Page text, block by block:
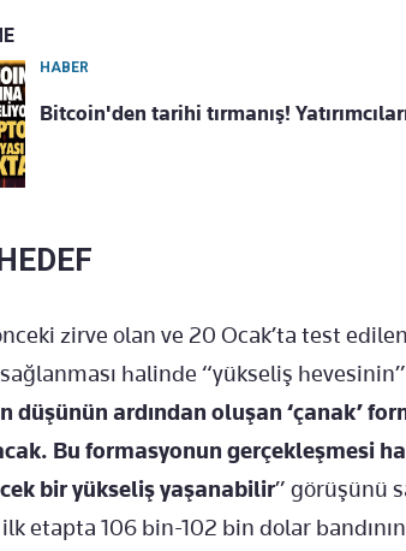
HABER
Bitcoin'den tarihi tırmanış!
zirve olan ve 20 Ocak’ta test
sağlanması halinde “yükseliş
düşünün ardından oluşan ‘çanak’
Bu formasyonun gerçekleşmesi
bir yükseliş yaşanabilir” görüşünü
etapta 106 bin-102 bin dolar